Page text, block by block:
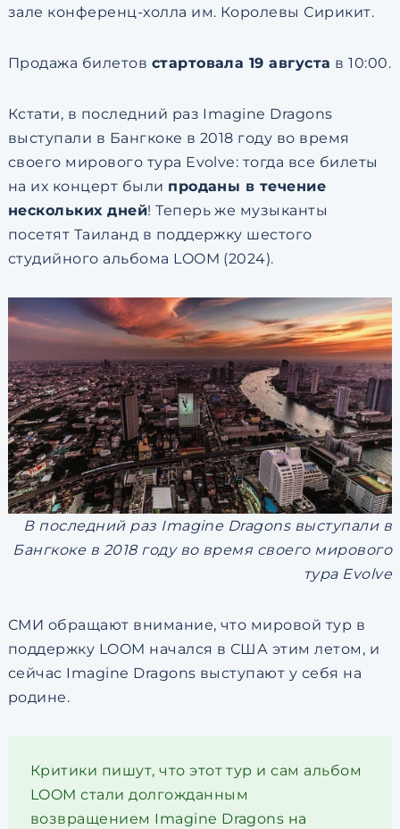
зале конференц-холла им. Королевы Сирикит.
Продажа билетов стартовала 19 августа в 10:00.
Кстати, в последний раз Imagine Dragons
выступали в Бангкоке в 2018 году во время
своего мирового тура Evolve: тогда все билеты
на их концерт были проданы в течение
нескольких дней! Теперь же музыканты
посетят Таиланд в поддержку шестого
студийного альбома LOOM (2024).
В последний раз Imagine Dragons выступали в
Бангкоке в 2018 году во время своего мирового
тура Evolve
СМИ обращают внимание, что мировой тур в
поддержку LOOM начался в США этим летом, и
сейчас Imagine Dragons выступают у себя на
родине.
Критики пишут, что этот тур и сам альбом
LOOM стали долгожданным
возвращением Imagine Dragons на